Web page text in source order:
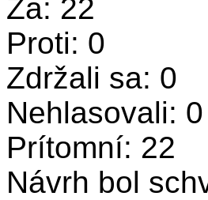
Za: 22
Proti: 0
Zdržali sa: 0
Nehlasovali: 0
Prítomní: 22
Návrh bol